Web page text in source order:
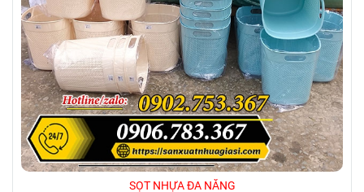
SỌT NHỰA ĐA NĂNG